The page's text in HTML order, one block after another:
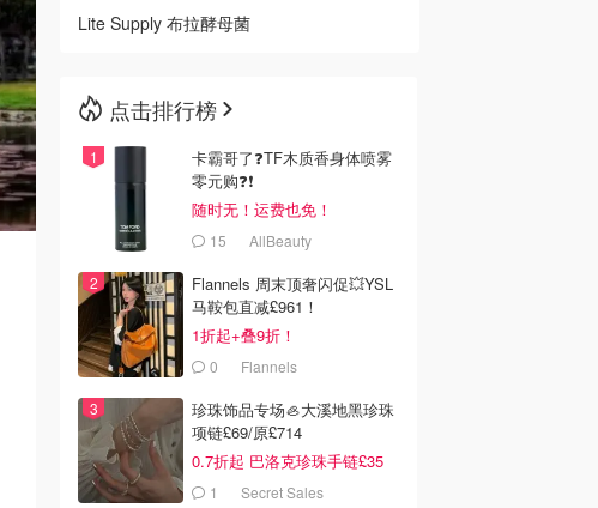
Lite Supply 布拉酵母菌
点击排行榜
卡霸哥了❓TF木质香身体喷雾
零元购❓❗
随时无！运费也免！
15 AllBeauty
Flannels 周末顶奢闪促💥YSL
马鞍包直减£961！
1折起+叠9折！
0 Flannels
珍珠饰品专场🦪大溪地黑珍珠
项链£69/原£714
0.7折起 巴洛克珍珠手链£35
1 Secret Sales